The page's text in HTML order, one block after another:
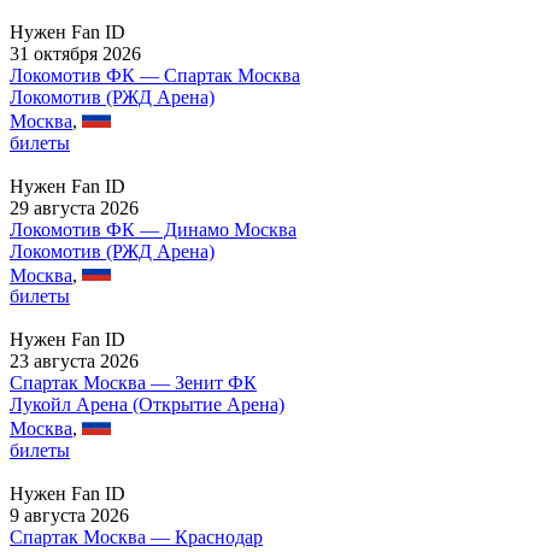
Нужен Fan ID
31 октября 2026
Локомотив ФК — Спартак Москва
Локомотив (РЖД Арена)
Москва,
билеты
Нужен Fan ID
29 августа 2026
Локомотив ФК — Динамо Москва
Локомотив (РЖД Арена)
Москва,
билеты
Нужен Fan ID
23 августа 2026
Спартак Москва — Зенит ФК
Лукойл Арена (Открытие Арена)
Москва,
билеты
Нужен Fan ID
9 августа 2026
Спартак Москва — Краснодар